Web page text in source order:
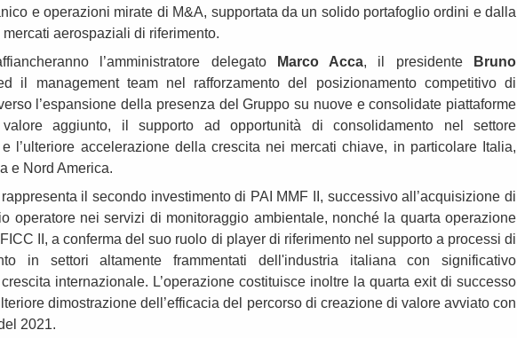
e operazioni mirate di M&A, supportata da un solido portafoglio ordini e dalla
aerospaziali di riferimento.
l’amministratore delegato
Marco Acca, il presidente
Bruno
il management team nel rafforzamento del posizionamento competitivo di
l’espansione della presenza del Gruppo su nuove e consolidate piattaforme
aggiunto, il supporto ad opportunità di consolidamento nel settore
l’ulteriore accelerazione della crescita nei mercati chiave, in particolare Italia,
e Nord America.
rappresenta il secondo investimento di PAI MMF II, successivo all’acquisizione di
operatore nei servizi di monitoraggio ambientale, nonché la quarta operazione
II, a conferma del suo ruolo di player di riferimento nel supporto a processi di
in settori altamente frammentati dell'industria italiana con significativo
internazionale. L’operazione costituisce inoltre la quarta exit di successo
dimostrazione dell’efficacia del percorso di creazione di valore avviato con
2021.